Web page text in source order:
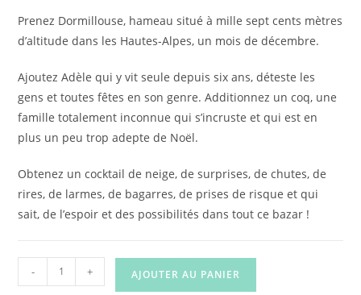
Prenez Dormillouse, hameau situé à mille sept cents mètres
d’altitude dans les Hautes-Alpes, un mois de décembre.
Ajoutez Adèle qui y vit seule depuis six ans, déteste les
gens et toutes fêtes en son genre. Additionnez un coq, une
famille totalement inconnue qui s’incruste et qui est en
plus un peu trop adepte de Noël.
Obtenez un cocktail de neige, de surprises, de chutes, de
rires, de larmes, de bagarres, de prises de risque et qui
sait, de l’espoir et des possibilités dans tout ce bazar !
quantité
de
- + AJOUTER AU PANIER